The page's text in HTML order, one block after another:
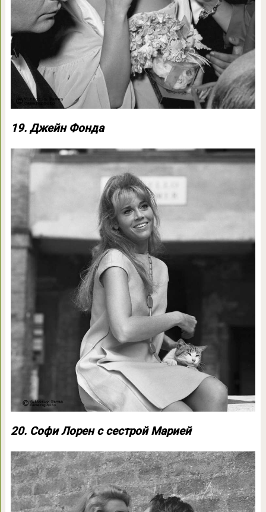
19. Джейн Фонда
20. Софи Лорен с сестрой Марией